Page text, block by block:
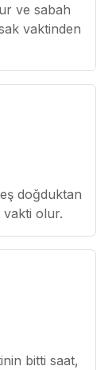
ve sabah
vaktinden
doğduktan
olur.
bitti saat,